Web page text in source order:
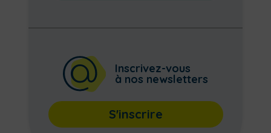
Inscrivez-vous
à nos newsletters
S'inscrire